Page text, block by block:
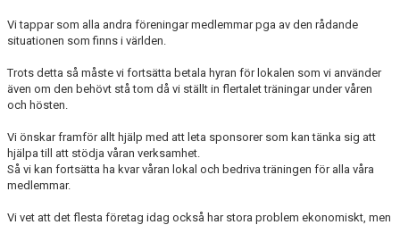
Vi tappar som alla andra föreningar medlemmar pga av den rådande
situationen som finns i världen.
Trots detta så måste vi fortsätta betala hyran för lokalen som vi använder
även om den behövt stå tom då vi ställt in flertalet träningar under våren
och hösten.
Vi önskar framför allt hjälp med att leta sponsorer som kan tänka sig att
hjälpa till att stödja våran verksamhet.
Så vi kan fortsätta ha kvar våran lokal och bedriva träningen för alla våra
medlemmar.
Vi vet att det flesta företag idag också har stora problem ekonomiskt, men